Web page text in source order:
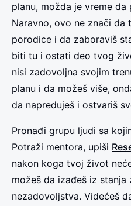
planu, možda je vreme da
Naravno, ovo ne znači da
porodice i da zaboraviš
biti tu i ostati deo tvog
nisi zadovoljna svojim
planu i da možeš više,
da napreduješ i ostvariš
Pronađi grupu ljudi sa
Potraži mentora, upiši
nakon koga tvoj život
možeš da izađeš iz
nezadovoljstva. Videćeš